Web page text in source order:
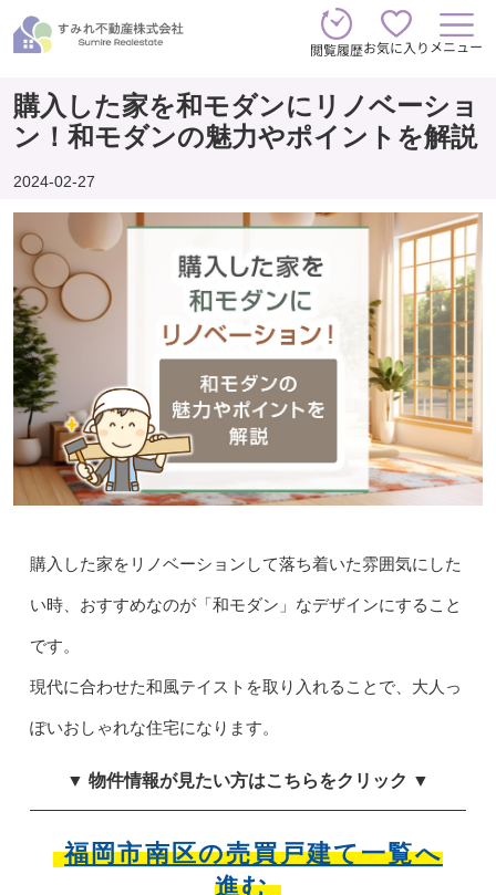
閲覧履歴お気に入り メニュー
購入した家を和モダンにリノベーショ
ン！和モダンの魅力やポイントを解説
2024-02-27
購入した家をリノベーションして落ち着いた雰囲気にした
い時、おすすめなのが「和モダン」なデザインにすること
です。
現代に合わせた和風テイストを取り入れることで、大人っ
ぽいおしゃれな住宅になります。
▼ 物件情報が見たい方はこちらをクリック ▼
福岡市南区の売買戸建て一覧へ
進む